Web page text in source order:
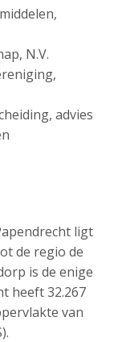
N.V.
advies
ligt
de regio de
is de enige
heeft 32.267
van